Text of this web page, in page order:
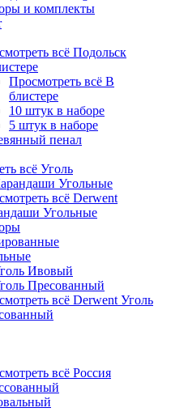
и комплекты
всё Подольск
Просмотреть всё В
блистере
10 штук в наборе
5 штук в наборе
пенал
всё Уголь
Угольные
всё Derwent
Угольные
Ивовый
Пресованный
всё Derwent Уголь
всё Россия